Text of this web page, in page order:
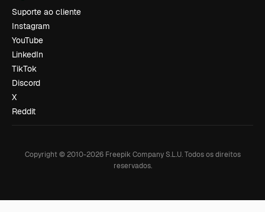
Suporte ao cliente
Instagram
YouTube
LinkedIn
TikTok
Discord
X
Reddit
Copyright © 2010-2026Freepik Company S.L.U. Todos os direitos
reservados.